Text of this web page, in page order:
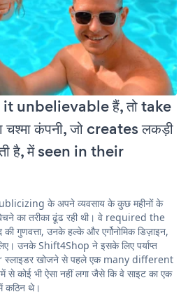
it unbelievable हैं, तो take
कंपनी, जो creates लकड़ी
है, में seen in their
के अपने व्यवसाय के कुछ महीनों के
का तरीका ढूंढ रही थी। वे required the
गुणवत्ता, उनके हल्के और एर्गोनोमिक डिज़ाइन,
उनके Shift4Shop ने इसके लिए पर्याप्त
स्लाइडर खोजने से पहले एक many different
कोई भी ऐसा नहीं लगा जैसे कि वे साइट का एक
कठिन थे।